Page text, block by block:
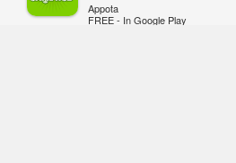
Appota
FREE - In Google PlayVIEW MORE